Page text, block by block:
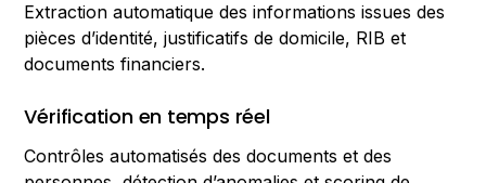
Extraction automatique des informations issues des
pièces d’identité, justificatifs de domicile, RIB et
documents financiers.
Vérification en temps réel
Contrôles automatisés des documents et des